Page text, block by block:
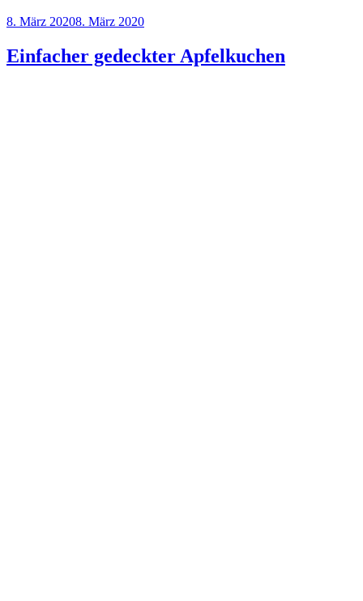
Veröffentlicht
8. März 20208. März 2020
Einfacher gedeckter Apfelkuchen